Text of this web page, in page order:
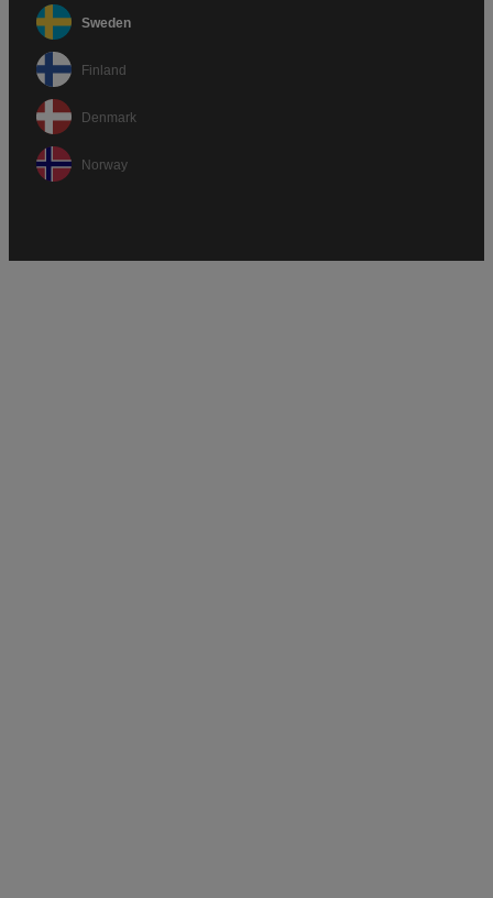
Sweden
Finland
Denmark
Norway